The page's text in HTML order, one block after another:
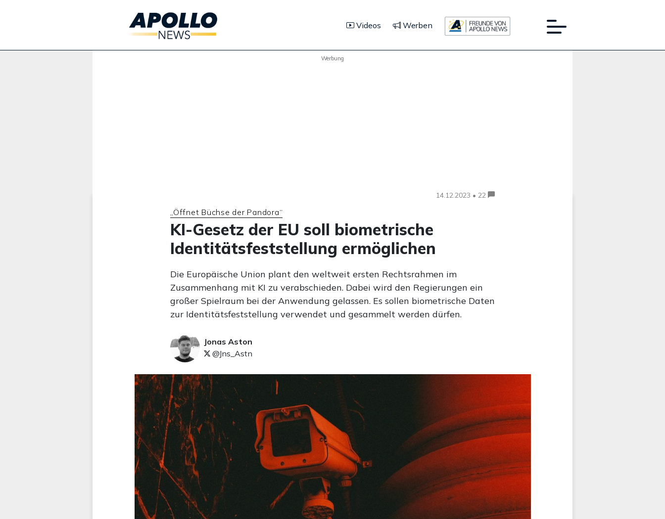
Videos Werben
Werbung
14.12.2023 • 22
„Öffnet Büchse der Pandora“
KI-Gesetz der EU soll biometrische
Identitätsfeststellung ermöglichen
Die Europäische Union plant den weltweit ersten Rechtsrahmen im
Zusammenhang mit KI zu verabschieden. Dabei wird den Regierungen ein
großer Spielraum bei der Anwendung gelassen. Es sollen biometrische Daten
zur Identitätsfeststellung verwendet und gesammelt werden dürfen.
Jonas Aston
@Jns_Astn